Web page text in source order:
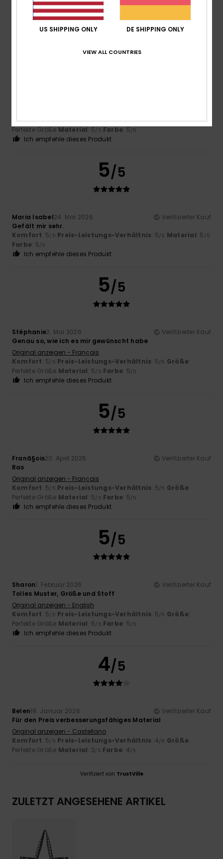
: 5/5
Ich empfehle dieses Produkt
5/5
Komfort: 5/5 Preis-Leistungs-Verhältnis: 5/5 Größe:
Perfekte Größe Material: 5/5 Farbe: 5/5
Ich empfehle dieses Produkt
5/5
Maria Isabel24. Mai 2026
Verifizierter Kauf
Gefält mir sehr.
Komfort: 5/5 Preis-Leistungs-Verhältnis: 5/5 Material: 5 /5
Farbe: 5/5
Ich empfehle dieses Produkt
5/5
Stéphanie2. Mai 2026
Verifizierter Kauf
Genau so, wie ich es mir gewünscht habe
Original anzeigen - Français
Komfort: 5/5 Preis-Leistungs-Verhältnis: 5/5 Größe:
Perfekte Größe Material: 5/5 Farbe: 5/5
Ich empfehle dieses Produkt
5/5
Franã§ois20. April 2026
Verifizierter Kauf
Ras
Original anzeigen - Français
Komfort: 5/5 Preis-Leistungs-Verhältnis: 5/5 Größe:
Perfekte Größe Material: 5/5 Farbe: 5/5
Ich empfehle dieses Produkt
5/5
Sharon1. Februar 2026
Verifizierter Kauf
Tolles Muster, Größe und Stoff
Original anzeigen - English
Komfort: 5/5 Preis-Leistungs-Verhältnis: 5/5 Größe:
Perfekte Größe Material: 5/5 Farbe: 5/5
Ich empfehle dieses Produkt
4/5
Belen19. Januar 2026
Verifizierter Kauf
Für den Preis verbesserungsfähiges Material
Original anzeigen - Castellano
Komfort: 5/5 Preis-Leistungs-Verhältnis: 4/5 Größe:
Perfekte Größe Material: 3/5 Farbe: 4/5
Verifiziert von TrustVille
ZULETZT ANGESEHENE ARTIKEL
US SHIPPING ONLY DE SHIPPING ONLY
VIEW ALL COUNTRIES